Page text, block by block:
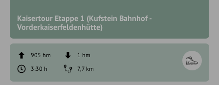
Kaisertour Etappe 1 (Kufstein Bahnhof -
Vorderkaiserfeldenhütte)
905 hm
1 hm
3:30 h
7,7 km